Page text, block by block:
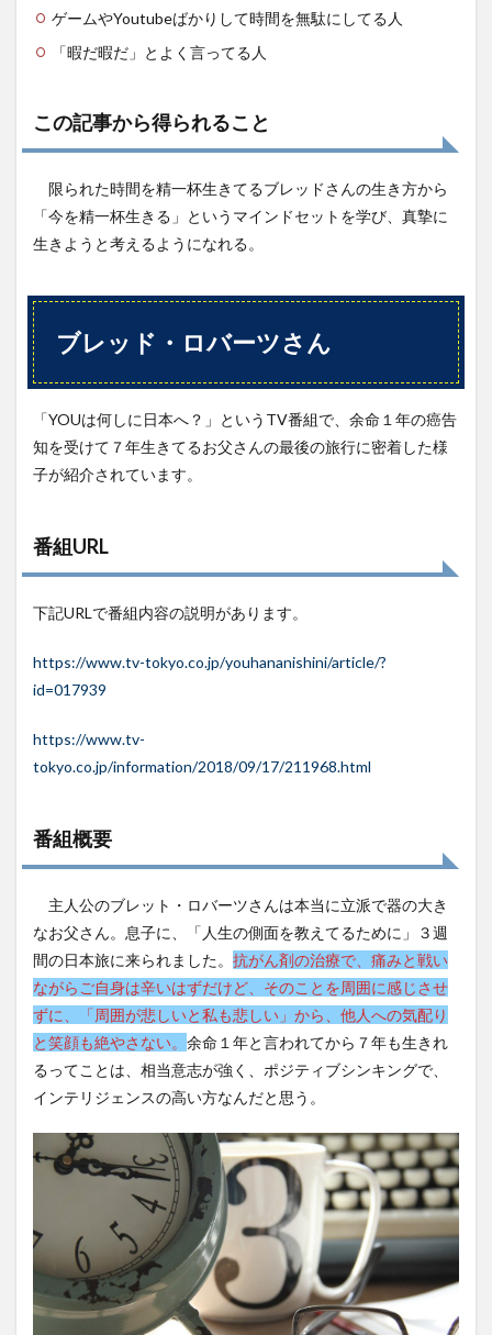
ゲームやYoutubeばかりして時間を無駄にしてる人
「暇だ暇だ」とよく言ってる人
この記事から得られること
限られた時間を精一杯生きてるブレッドさんの生き方から
「今を精一杯生きる」というマインドセットを学び、真摯に
生きようと考えるようになれる。
ブレッド・ロバーツさん
「YOUは何しに日本へ？」というTV番組で、余命１年の癌告
知を受けて７年生きてるお父さんの最後の旅行に密着した様
子が紹介されています。
番組URL
下記URLで番組内容の説明があります。
https://www.tv-tokyo.co.jp/youhananishini/article/?
id=017939
https://www.tv-
tokyo.co.jp/information/2018/09/17/211968.html
番組概要
主人公のブレット・ロバーツさんは本当に立派で器の大き
なお父さん。息子に、「人生の側面を教えてるために」３週
間の日本旅に来られました。 抗がん剤の治療で、痛みと戦い
ながらご自身は辛いはずだけど、そのことを周囲に感じさせ
ずに、「周囲が悲しいと私も悲しい」から、他人への気配り
と笑顔も絶やさない。 余命１年と言われてから７年も生きれ
るってことは、相当意志が強く、ポジティブシンキングで、
インテリジェンスの高い方なんだと思う。